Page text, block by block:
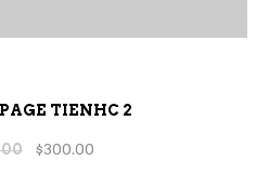
TIENHC 2
$300.00